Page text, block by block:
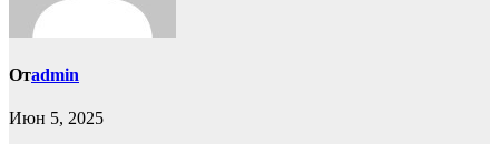
Отadmin
Июн 5, 2025